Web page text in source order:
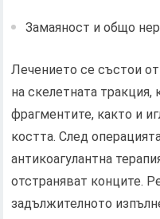
Замаяност и общо
Лечението се състои
на скелетната
фрагментите, както и
костта. След
антикоагулантна
отстраняват конците.
задължителното